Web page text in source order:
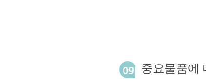
중요물품에